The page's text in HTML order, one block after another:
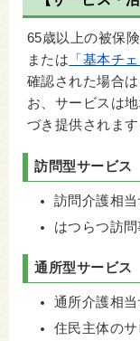
65歳以上の被保
または 「基本チ
確認された場合
お、サービスは
づき提供されます
訪問型サービス
訪問介護相当
はつらつ訪
通所型サービス
通所介護相当
住民主体のサ